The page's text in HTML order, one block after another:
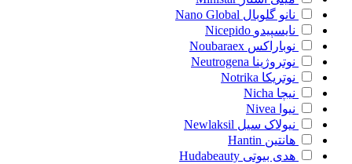
نانو گلوبال Nano Global
نایسپیدو Nicepido
نوباراکس Noubaraex
نوتروژینا Neutrogena
نوتریکا Notrika
نیچا Nicha
نیوا Nivea
نیولاک سیل Newlaksil
هانتین Hantin
هدی بیوتی Hudabeauty